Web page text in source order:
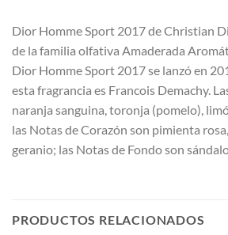
Dior Homme Sport 2017 de Christian
de la familia olfativa Amaderada
Dior Homme Sport 2017 se lanzó en
esta fragrancia es Francois Demachy.
naranja sanguina, toronja (pomelo),
las Notas de Corazón son pimienta
geranio; las Notas de Fondo son
PRODUCTOS RELACIONADOS